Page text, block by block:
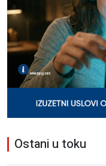
Ostani u toku